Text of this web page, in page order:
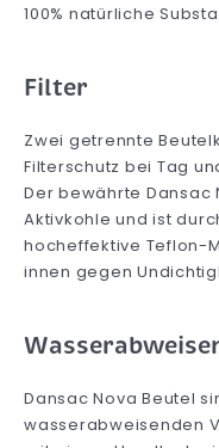
100% natürliche
Filter
Zwei getrennte
Filterschutz bei Tag
Der bewährte Dansac
Aktivkohle und ist
hocheffektive Teflon-
innen gegen
Dansac Nova Beutel
wasserabweisenden